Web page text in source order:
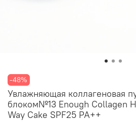
-48%
Увлажняющая коллагеновая
блоком№13 Enough Collagen
Way Cake SPF25 PA++